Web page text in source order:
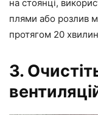
на стоянці,
плями або розлив
протягом 20
3.